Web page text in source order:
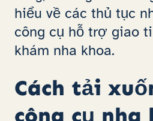
hiểu về các thủ tục
công cụ hỗ trợ giao
khám nha khoa.
Cách tải
công cụ nha